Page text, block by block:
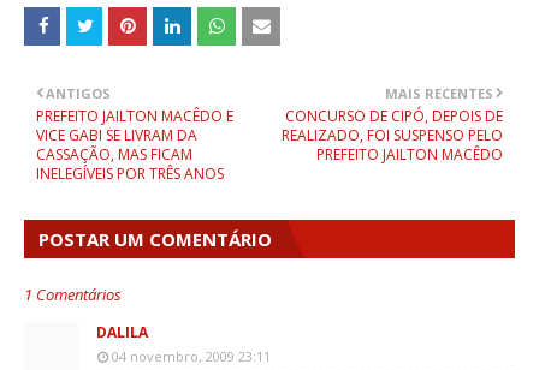
MAIS RECENTES
CONCURSO DE CIPÓ, DEPOIS DE
REALIZADO, FOI SUSPENSO PELO
PREFEITO JAILTON MACÊDO
ANTIGOS
PREFEITO JAILTON MACÊDO E
VICE GABI SE LIVRAM DA
CASSAÇÃO, MAS FICAM
INELEGÍVEIS POR TRÊS ANOS
POSTAR UM COMENTÁRIO
1 Comentários
DALILA
04 novembro, 2009 23:11